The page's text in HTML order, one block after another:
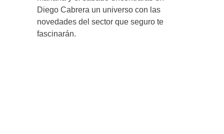
Diego Cabrera un universo con las
novedades del sector que seguro te
fascinarán.